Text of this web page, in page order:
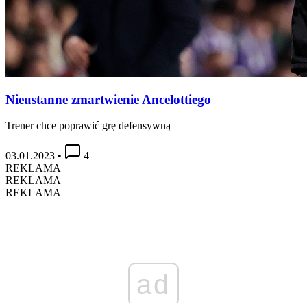
Nieustanne zmartwienie Ancelottiego
Trener chce poprawić grę defensywną
03.01.2023 •
4
REKLAMA
REKLAMA
REKLAMA
ad